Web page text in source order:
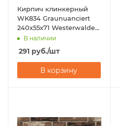
Кирпич клинкерный
WK834 Graunuanciert
240x55x71 Westerwalder
Klinker
В наличии
291 руб./шт
В корзину